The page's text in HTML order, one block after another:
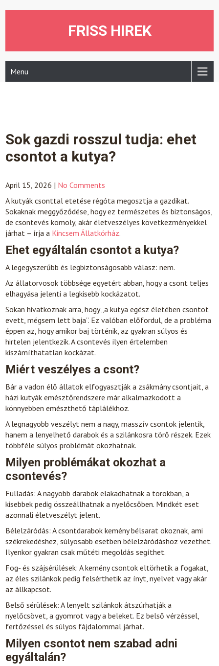
FRISS HIREK
Menu
Sok gazdi rosszul tudja: ehet
csontot a kutya?
April 15, 2026 | No Comments
A kutyák csonttal etetése régóta megosztja a gazdikat.
Sokaknak meggyőződése, hogy ez természetes és biztonságos,
de csontevés komoly, akár életveszélyes következményekkel
járhat – írja a Kincsem Állatkórház.
Ehet egyáltalán csontot a kutya?
A legegyszerűbb és legbiztonságosabb válasz: nem.
Az állatorvosok többsége egyetért abban, hogy a csont teljes
elhagyása jelenti a legkisebb kockázatot.
Sokan hivatkoznak arra, hogy „a kutya egész életében csontot
evett, mégsem lett baja”. Ez valóban előfordul, de a probléma
éppen az, hogy amikor baj történik, az gyakran súlyos és
hirtelen jelentkezik. A csontevés ilyen értelemben
kiszámíthatatlan kockázat.
Miért veszélyes a csont?
Bár a vadon élő állatok elfogyasztják a zsákmány csontjait, a
házi kutyák emésztőrendszere már alkalmazkodott a
könnyebben emészthető táplálékhoz.
A legnagyobb veszélyt nem a nagy, masszív csontok jelentik,
hanem a lenyelhető darabok és a szilánkosra törő részek. Ezek
többféle súlyos problémát okozhatnak.
Milyen problémákat okozhat a
csontevés?
Fulladás: A nagyobb darabok elakadhatnak a torokban, a
kisebbek pedig összeállhatnak a nyelőcsőben. Mindkét eset
azonnali életveszélyt jelent.
Bélelzáródás: A csontdarabok kemény bélsarat okoznak, ami
székrekedéshez, súlyosabb esetben bélelzáródáshoz vezethet.
Ilyenkor gyakran csak műtéti megoldás segíthet.
Fog- és szájsérülések: A kemény csontok eltörhetik a fogakat,
az éles szilánkok pedig felsérthetik az ínyt, nyelvet vagy akár
az állkapcsot.
Belső sérülések: A lenyelt szilánkok átszúrhatják a
nyelőcsövet, a gyomrot vagy a beleket. Ez belső vérzéssel,
fertőzéssel és súlyos fájdalommal járhat.
Milyen csontot nem szabad adni
egyáltalán?